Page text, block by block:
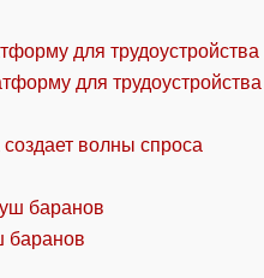
для
волны спроса
баранов